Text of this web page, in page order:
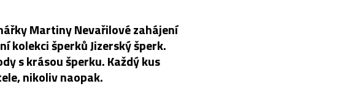
Martiny Nevařilové zahájení
kolekci šperků Jizerský šperk.
s krásou šperku. Každý kus
nikoliv naopak.